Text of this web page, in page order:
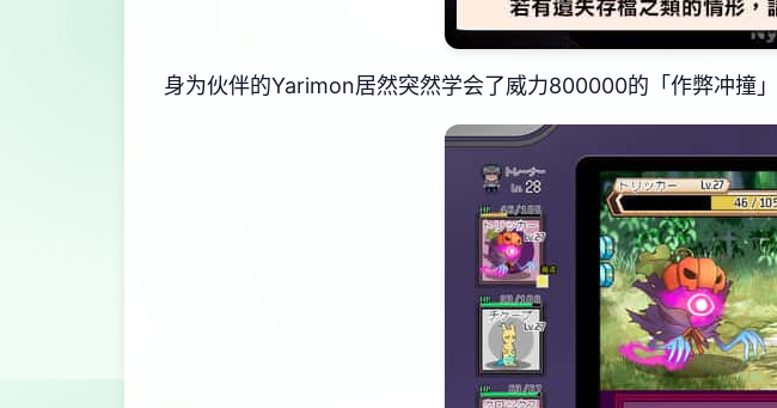
身为伙伴的Yarimon居然突然学会了威力800000的「作弊冲撞」